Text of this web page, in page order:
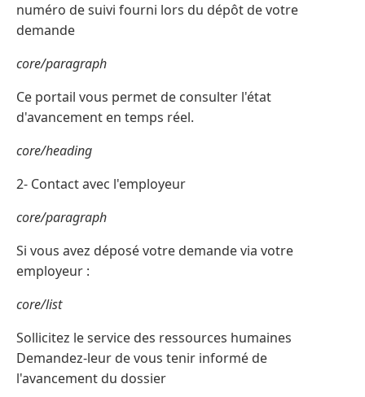
numéro de suivi fourni lors du dépôt de votre
demande
core/paragraph
Ce portail vous permet de consulter l'état
d'avancement en temps réel.
core/heading
2- Contact avec l'employeur
core/paragraph
Si vous avez déposé votre demande via votre
employeur :
core/list
Sollicitez le service des ressources humaines
Demandez-leur de vous tenir informé de
l'avancement du dossier